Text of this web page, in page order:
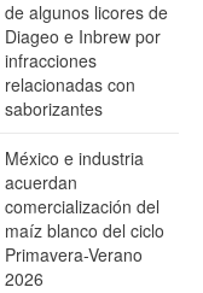
de algunos licores de
Diageo e Inbrew por
infracciones
relacionadas con
saborizantes
México e industria
acuerdan
comercialización del
maíz blanco del ciclo
Primavera-Verano
2026